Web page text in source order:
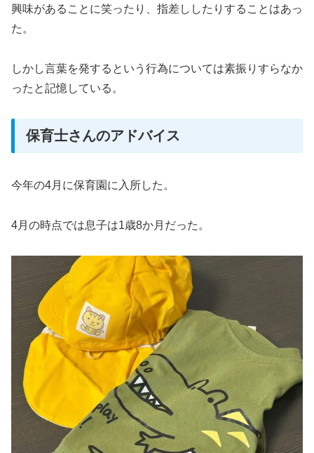
興味があることに笑ったり、指差ししたりすることはあっ
た。
しかし言葉を発するという行為については素振りすらなか
ったと記憶している。
保育士さんのアドバイス
今年の4月に保育園に入所した。
4月の時点では息子は1歳8か月だった。